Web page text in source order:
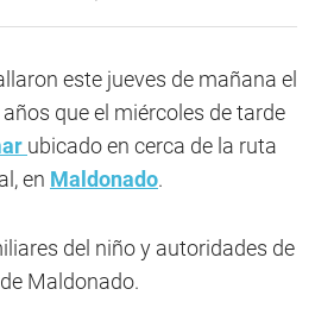
este jueves de mañana el
años que el miércoles de tarde
ubicado en cerca de la ruta
en Maldonado.
del niño y autoridades de
Maldonado.